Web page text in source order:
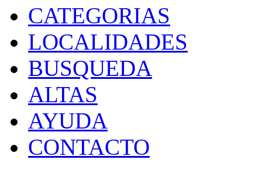
CATEGORIAS
LOCALIDADES
BUSQUEDA
ALTAS
AYUDA
CONTACTO